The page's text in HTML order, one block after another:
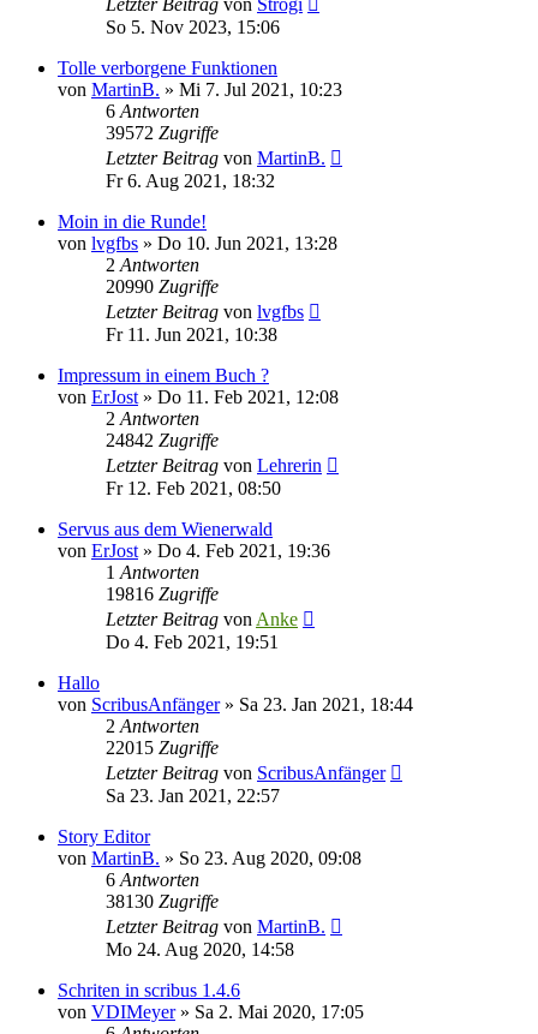
So 5. Nov 2023, 15:06
Tolle verborgene Funktionen
von MartinB. » Mi 7. Jul 2021, 10:23
6 Antworten
39572 Zugriffe
Letzter Beitrag von MartinB.
Fr 6. Aug 2021, 18:32
Moin in die Runde!
von lvgfbs » Do 10. Jun 2021, 13:28
2 Antworten
20990 Zugriffe
Letzter Beitrag von lvgfbs
Fr 11. Jun 2021, 10:38
Impressum in einem Buch ?
von ErJost » Do 11. Feb 2021, 12:08
2 Antworten
24842 Zugriffe
Letzter Beitrag von Lehrerin
Fr 12. Feb 2021, 08:50
Servus aus dem Wienerwald
von ErJost » Do 4. Feb 2021, 19:36
1 Antworten
19816 Zugriffe
Letzter Beitrag von Anke
Do 4. Feb 2021, 19:51
Hallo
von ScribusAnfänger» Sa 23. Jan 2021, 18:44
2 Antworten
22015 Zugriffe
Letzter Beitrag von ScribusAnfänger
Sa 23. Jan 2021, 22:57
Story Editor
von MartinB. » So 23. Aug 2020, 09:08
6 Antworten
38130 Zugriffe
Letzter Beitrag von MartinB.
Mo 24. Aug 2020, 14:58
Schriten in scribus 1.4.6
von VDIMeyer» Sa 2. Mai 2020, 17:05